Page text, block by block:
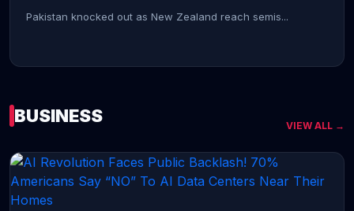
Pakistan knocked out as New Zealand reach semis...
CONTINUE READING →
BUSINESS VIEW ALL →